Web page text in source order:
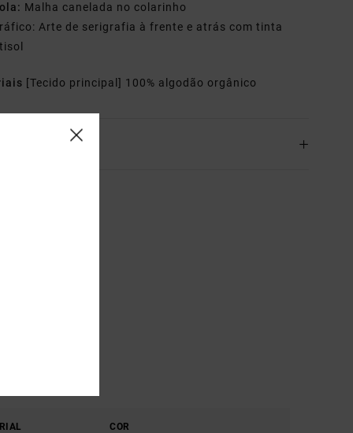
Malha canelada no colarinho
Arte de serigrafia à frente e atrás com tinta
[Tecido principal] 100% algodão orgânico
Devoluciones
COR